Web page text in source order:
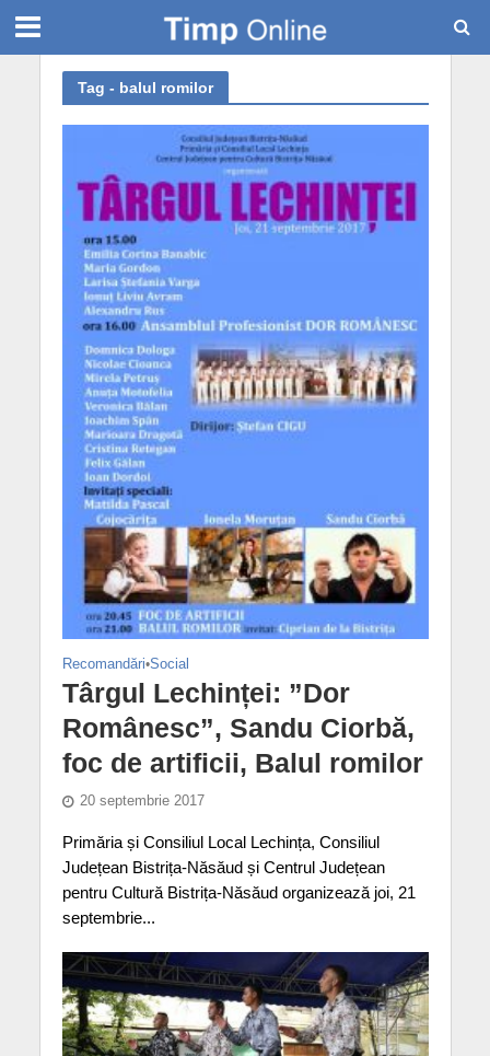
Tag - balul romilor
Recomandări•Social
Târgul Lechinței: ”Dor
Românesc”, Sandu Ciorbă,
foc de artificii, Balul romilor
20 septembrie 2017
Primăria și Consiliul Local Lechința, Consiliul
Județean Bistrița-Năsăud și Centrul Județean
pentru Cultură Bistrița-Năsăud organizează joi, 21
septembrie...